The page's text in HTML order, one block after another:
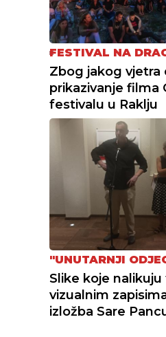
FESTIVAL NA
Zbog jakog vjetra
prikazivanje filma
festivalu u Raklju
"UNUTARNJI
Slike koje nalikuju
vizualnim
izložba Sare